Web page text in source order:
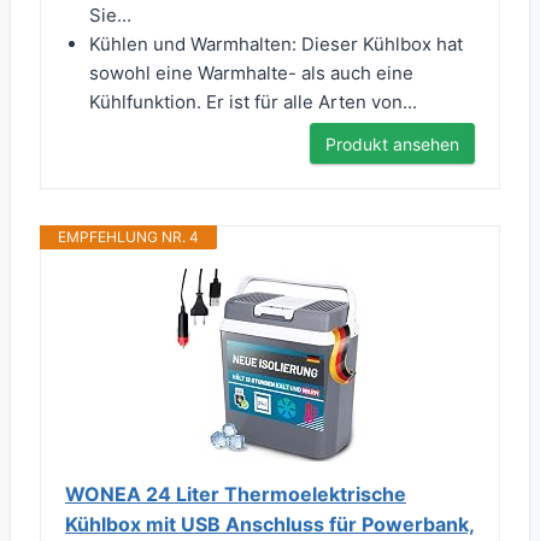
Sie...
Kühlen und Warmhalten: Dieser Kühlbox hat
sowohl eine Warmhalte- als auch eine
Kühlfunktion. Er ist für alle Arten von...
Produkt ansehen
EMPFEHLUNG NR. 4
WONEA 24 Liter Thermoelektrische
Kühlbox mit USB Anschluss für Powerbank,